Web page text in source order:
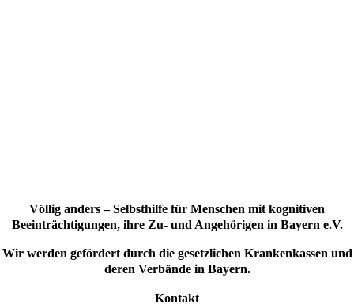
Völlig anders – Selbsthilfe für Menschen mit kognitiven
Beeinträchtigungen, ihre Zu- und Angehörigen in Bayern e.V.
Wir werden gefördert durch die gesetzlichen Krankenkassen und
deren Verbände in Bayern.
Kontakt